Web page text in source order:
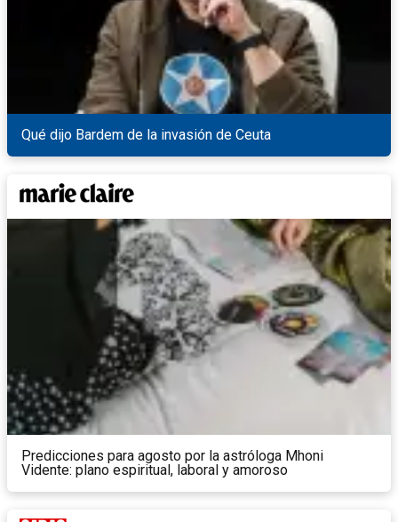
Qué dijo Bardem de la invasión de Ceuta
Predicciones para agosto por la astróloga Mhoni
Vidente: plano espiritual, laboral y amoroso